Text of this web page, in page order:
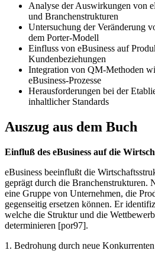
Analyse der Auswirkungen von
und Branchenstrukturen
Untersuchung der Veränderung
dem Porter-Modell
Einfluss von eBusiness auf
Kundenbeziehungen
Integration von QM-Methoden
eBusiness-Prozesse
Herausforderungen bei der
inhaltlicher Standards
Auszug aus dem Buch
Einfluß des eBusiness auf die
eBusiness beeinflußt die
geprägt durch die Branchenstrukturen.
eine Gruppe von Unternehmen, die
gegenseitig ersetzen können. Er
welche die Struktur und die
determinieren [por97].
1. Bedrohung durch neue Konkurrenten